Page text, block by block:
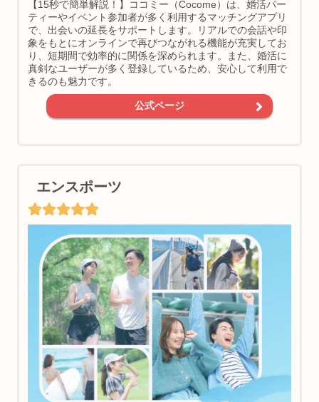
【15秒で簡単解説！】ココミー（Cocome）は、婚活パー
ティーやイベント参加者が多く利用するマッチングアプリ
で、出会いの延長をサポートします。リアルでの会話や印
象をもとにオンラインで再びつながれる機能が充実してお
り、短期間で効率的に関係を深められます。また、婚活に
真剣なユーザーが多く登録しているため、安心して利用で
きるのも魅力です。
公式ページ
エンスポーツ